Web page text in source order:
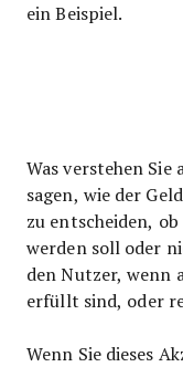
ein Beispiel.
Was verstehen Sie
sagen, wie der
zu entscheiden,
werden soll oder
den Nutzer, wenn
erfüllt sind, oder
Wenn Sie dieses